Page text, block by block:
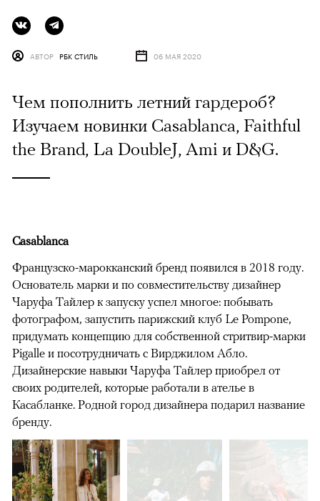
АВТОР РБК СТИЛЬ 06 МАЯ 2020
Чем пополнить летний гардероб?
Изучаем новинки Casablanca, Faithful
the Brand, La DoubleJ, Ami и D&G.
Casablanca
Французско-марокканский бренд появился в 2018 году.
Основатель марки и по совместительству дизайнер
Чаруфа Тайлер к запуску успел многое: побывать
фотографом, запустить парижский клуб Le Pompone,
придумать концепцию для собственной стритвир-марки
Pigalle и посотрудничать с Вирджилом Абло.
Дизайнерские навыки Чаруфа Тайлер приобрел от
своих родителей, которые работали в ателье в
Касабланке. Родной город дизайнера подарил название
бренду.